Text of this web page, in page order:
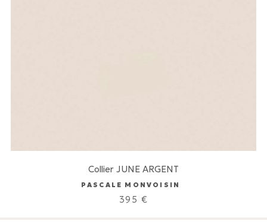
Collier JUNE ARGENT
PASCALE MONVOISIN
395 €